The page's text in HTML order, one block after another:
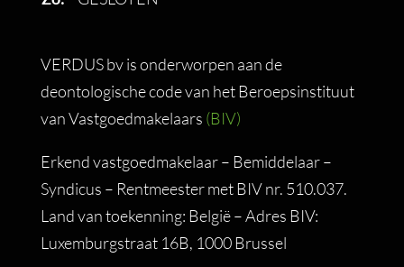
VERDUS bv is onderworpen aan de
deontologische code van het Beroepsinstituut
van Vastgoedmakelaars (BIV)
Erkend vastgoedmakelaar – Bemiddelaar –
Syndicus – Rentmeester met BIV nr. 510.037.
Land van toekenning: België – Adres BIV:
Luxemburgstraat 16B, 1000 Brussel